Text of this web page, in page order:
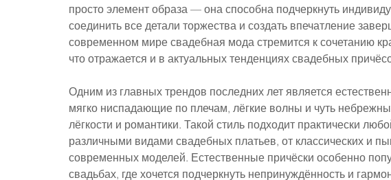
просто элемент образа — она способна подчеркнуть
соединить все детали торжества и создать впечатление
современном мире свадебная мода стремится к сочетанию
что отражается и в актуальных тенденциях свадебных
Одним из главных трендов последних лет является
мягко ниспадающие по плечам, лёгкие волны и чуть
лёгкости и романтики. Такой стиль подходит практически
различными видами свадебных платьев, от классических и
современных моделей. Естественные причёски особенно
свадьбах, где хочется подчеркнуть непринуждённость и